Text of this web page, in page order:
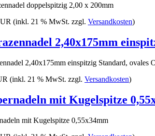
doppelspitzig 2,00 x 200mm
(inkl. 21 % MwSt. zzgl. Versandkosten)
2,40x175mm
2,40x175mm einspitzig Standard, ovales
(inkl. 21 % MwSt. zzgl. Versandkosten)
mit Kugelspitze
mit Kugelspitze 0,55x34mm